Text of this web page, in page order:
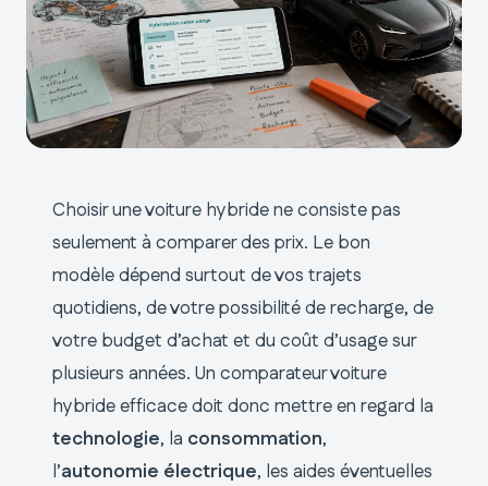
Choisir une voiture hybride ne consiste pas
seulement à comparer des prix. Le bon
modèle dépend surtout de vos trajets
quotidiens, de votre possibilité de recharge, de
votre budget d’achat et du coût d’usage sur
plusieurs années. Un comparateur voiture
hybride efficace doit donc mettre en regard la
technologie, la consommation,
l’autonomie électrique, les aides éventuelles